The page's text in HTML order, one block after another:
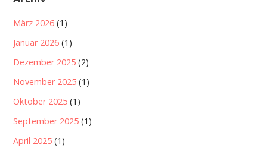
März 2026 (1)
Januar 2026 (1)
Dezember 2025 (2)
November 2025 (1)
Oktober 2025 (1)
September 2025 (1)
April 2025 (1)